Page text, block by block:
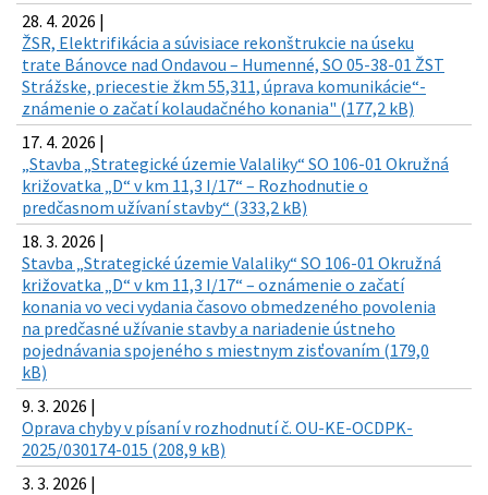
28. 4. 2026 |
ŽSR, Elektrifikácia a súvisiace rekonštrukcie na úseku
trate Bánovce nad Ondavou – Humenné, SO 05-38-01 ŽST
Strážske, priecestie žkm 55,311, úprava komunikácie“-
známenie o začatí kolaudačného konania" (177,2 kB)
17. 4. 2026 |
„Stavba „Strategické územie Valaliky“ SO 106-01 Okružná
križovatka „D“ v km 11,3 I/17“ – Rozhodnutie o
predčasnom užívaní stavby“ (333,2 kB)
18. 3. 2026 |
Stavba „Strategické územie Valaliky“ SO 106-01 Okružná
križovatka „D“ v km 11,3 I/17“ – oznámenie o začatí
konania vo veci vydania časovo obmedzeného povolenia
na predčasné užívanie stavby a nariadenie ústneho
pojednávania spojeného s miestnym zisťovaním (179,0
kB)
9. 3. 2026 |
Oprava chyby v písaní v rozhodnutí č. OU-KE-OCDPK-
2025/030174-015 (208,9 kB)
3. 3. 2026 |